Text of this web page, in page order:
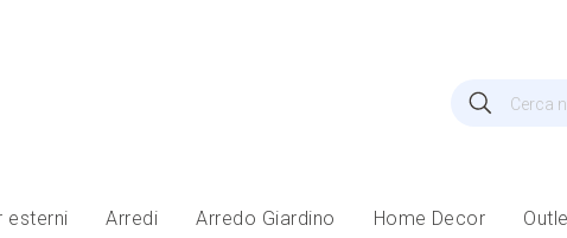
Cerca
Cerca
esterni Arredi Arredo Giardino Home Decor